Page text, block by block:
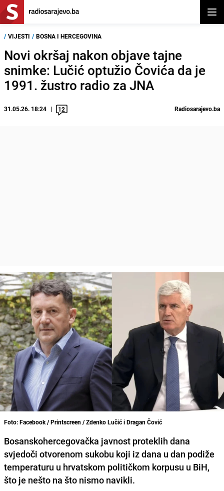
/ VIJESTI / BOSNA I HERCEGOVINA
Novi okršaj nakon objave tajne
snimke: Lučić optužio Čovića da je
1991. žustro radio za JNA
31.05.26. 18:24 12 Radiosarajevo.ba
Foto: Facebook / Printscreen / Zdenko Lučić i Dragan Čović
Bosanskohercegovačka javnost proteklih dana
svjedoči otvorenom sukobu koji iz dana u dan podiže
temperaturu u hrvatskom političkom korpusu u BiH,
što je nešto na što nismo navikli.